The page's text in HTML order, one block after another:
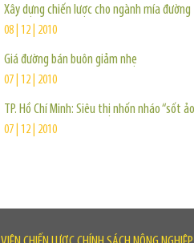
Xây dựng chiến lược cho ngành mía đường
08 | 12 | 2010
Giá đường bán buôn giảm nhẹ
07 | 12 | 2010
TP. Hồ Chí Minh: Siêu thị nhốn nháo “sốt
07 | 12 | 2010